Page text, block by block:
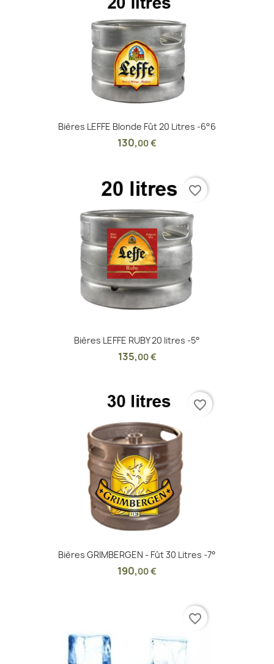
Bières LEFFE Blonde Fût 20 Litres -6°6
130,00 €
Bières LEFFE RUBY 20 litres -5°
135,00 €
favorite_border
Bières GRIMBERGEN - Fût 30 Litres -7°
190,00 €
favorite_border
favorite_border